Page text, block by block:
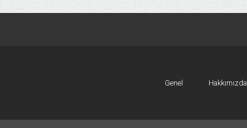
Genel Hakkımızda